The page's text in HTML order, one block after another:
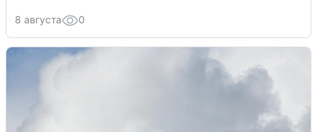
8 августа 0